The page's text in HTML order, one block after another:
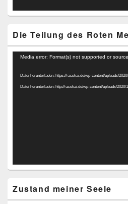
Die Teilung des Roten
Video-
Media error: Format(s) not supported or
Datei herunterladen: https://racskai.de/wp-content/uploads/
Datei herunterladen: http://racskai.de/wp-content/uploads/
Zustand meiner Seele